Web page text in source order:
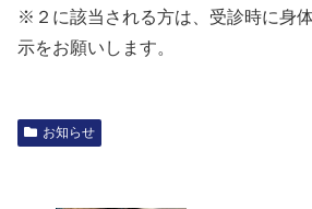
※２に該当される方は、受診時に身
示をお願いします。
お知らせ